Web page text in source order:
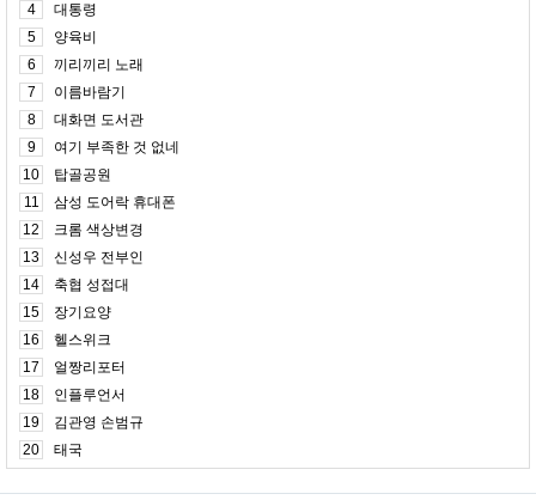
4
대통령
5
양육비
6
끼리끼리 노래
7
이름바람기
8
대화면 도서관
9
여기 부족한 것 없네
10
탑골공원
11
삼성 도어락 휴대폰
12
크롬 색상변경
13
신성우 전부인
14
축협 성접대
15
장기요양
16
헬스위크
17
얼짱리포터
18
인플루언서
19
김관영 손범규
20
태국